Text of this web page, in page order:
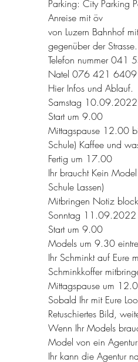
Parking: City Parking
Anreise mit öv
von Luzern Bahnhof
gegenüber der Strasse.
Telefon nummer 041
Natel 076 421 6409
Hier Infos und Ablauf.
Samstag 10.09.2022
Start um 9.00
Mittagspause 12.00
Schule) Kaffee und
Fertig um 17.00
Ihr braucht Kein
Schule Lassen)
Mitbringen Notiz
Sonntag 11.09.2022
Start um 9.00
Models um 9.30
Ihr Schminkt auf Eure
Schminkkoffer
Mittagspause um
Sobald Ihr mit Eure
Retuschiertes Bild,
Wenn Ihr Models
Model von ein
Ihr kann die Agentur